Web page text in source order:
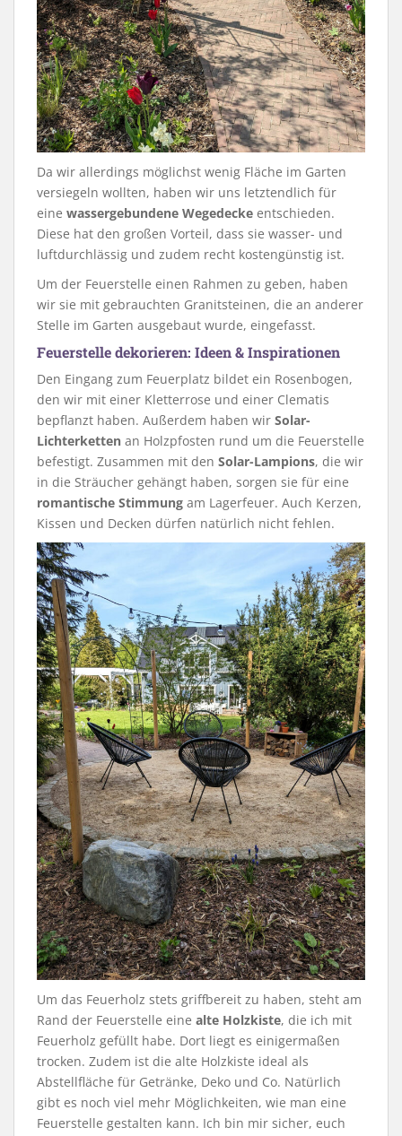
Da wir allerdings möglichst wenig Fläche im Garten
versiegeln wollten, haben wir uns letztendlich für
eine wassergebundene Wegedecke entschieden.
Diese hat den großen Vorteil, dass sie wasser- und
luftdurchlässig und zudem recht kostengünstig ist.
Um der Feuerstelle einen Rahmen zu geben, haben
wir sie mit gebrauchten Granitsteinen, die an anderer
Stelle im Garten ausgebaut wurde, eingefasst.
Feuerstelle dekorieren: Ideen & Inspirationen
Den Eingang zum Feuerplatz bildet ein Rosenbogen,
den wir mit einer Kletterrose und einer Clematis
bepflanzt haben. Außerdem haben wir Solar-
Lichterketten an Holzpfosten rund um die Feuerstelle
befestigt. Zusammen mit den Solar-Lampions, die wir
in die Sträucher gehängt haben, sorgen sie für eine
romantische Stimmung am Lagerfeuer. Auch Kerzen,
Kissen und Decken dürfen natürlich nicht fehlen.
Um das Feuerholz stets griffbereit zu haben, steht am
Rand der Feuerstelle eine alte Holzkiste, die ich mit
Feuerholz gefüllt habe. Dort liegt es einigermaßen
trocken. Zudem ist die alte Holzkiste ideal als
Abstellfläche für Getränke, Deko und Co. Natürlich
gibt es noch viel mehr Möglichkeiten, wie man eine
Feuerstelle gestalten kann. Ich bin mir sicher, euch